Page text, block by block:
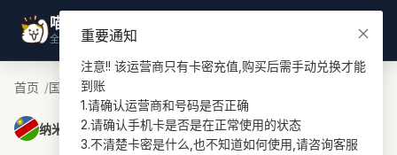
喵喵游全球
全球话费充值专家
首页 国家 纳米比亚话费充值
纳米比亚 · MTC PIN
重要通知
注意!! 该运营商只有卡密充值,购买后需手动兑换才能
到账
1.请确认运营商和号码是否正确
2.请确认手机卡是否是在正常使用的状态
3.不清楚卡密是什么,也不知道如何使用,请咨询客服